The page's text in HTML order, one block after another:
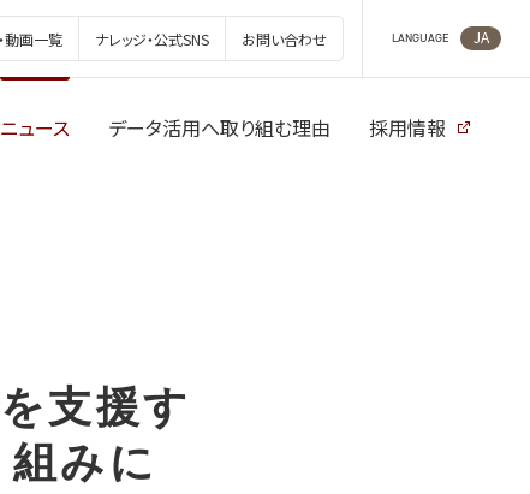
動画一覧 ナレッジ・公式SNS お問い合わせ LANGUAGE JA
ニュース データ活用へ取り組む理由 採用情報
支援す
みに